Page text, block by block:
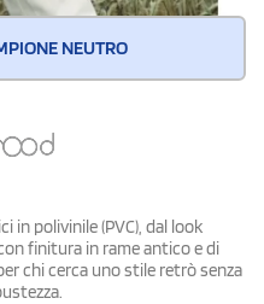
NEUTRO
in polivinile (PVC), dal look
finitura in rame antico e di
chi cerca uno stile retrò senza